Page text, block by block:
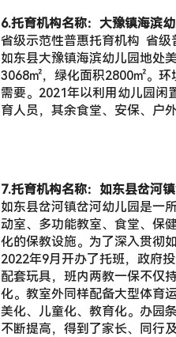
6.托育机构名称：大豫镇海滨
省级示范性普惠托育机构 省级
如东县大豫镇海滨幼儿园地处
3068㎡，绿化面积2800㎡。
需要。2021年以利用幼儿园闲
育人员，其余食堂、安保、户
7.托育机构名称：如东县岔河
如东县岔河镇岔河幼儿园是一
动室、多功能教室、食堂、保
化的保教设施。为了深入贯彻
2022年9月开办了托班，政府
配套玩具，班内两教一保不仅
化。教室外同样配备大型体育
美化、儿童化、教育化。办园
不断提高，得到了家长、同行